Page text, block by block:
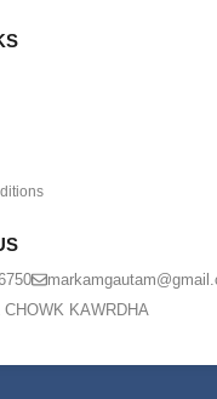
KAWRDHA